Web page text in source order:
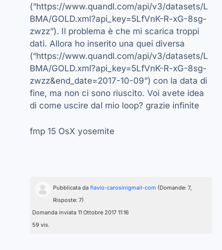
(“https://www.quandl.com/api/v3/datasets/L
BMA/GOLD.xml?api_key=5LfVnK-R-xG-8sg-
zwzz”). Il problema è che mi scarica troppi
dati. Allora ho inserito una quei diversa
(“https://www.quandl.com/api/v3/datasets/L
BMA/GOLD.xml?api_key=5LfVnK-R-xG-8sg-
zwzz&end_date=2017-10-09”) con la data di
fine, ma non ci sono riuscito. Voi avete idea
di come uscire dal mio loop? grazie infinite
fmp 15 OsX yosemite
Pubblicata da flavio-carosinigmail-com (Domande: 7,
Risposte: 7)
Domanda inviata 11 Ottobre 2017 11:16
59 vis.